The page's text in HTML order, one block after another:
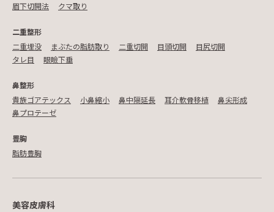
眉下切開法
クマ取り
二重整形
二重埋没
まぶたの脂肪取り 二重切開 目頭切開
目尻切開
タレ目
眼瞼下垂
鼻整形
貴族ゴアテックス
小鼻縮小 鼻中隔延長 耳介軟骨移植
鼻尖形成
鼻プロテーゼ
豊胸
脂肪豊胸
美容皮膚科